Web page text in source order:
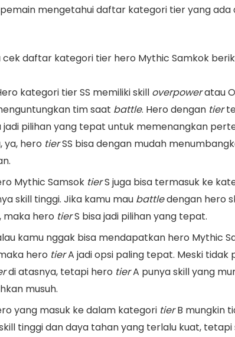
mengetahui daftar kategori tier yang ada
cek daftar kategori tier hero Mythic Samkok
kategori tier SS memiliki skill overpoweratau
tim saat battle. Hero dengan tier
pilihan yang tepat untuk memenangkan
ya, hero tierSS bisa dengan mudah
Mythic Samsok tierS juga bisa termasuk ke
skill tinggi. Jika kamu mau battledengan hero
maka hero tierS bisa jadi pilihan yang tepat.
kamu nggak bisa mendapatkan hero Mythic
hero tierA jadi opsi paling tepat. Meski tidak
di atasnya, tetapi hero tierA punya skill yang
musuh.
yang masuk ke dalam kategori tierB mungkin
tinggi dan daya tahan yang terlalu kuat, tetapi